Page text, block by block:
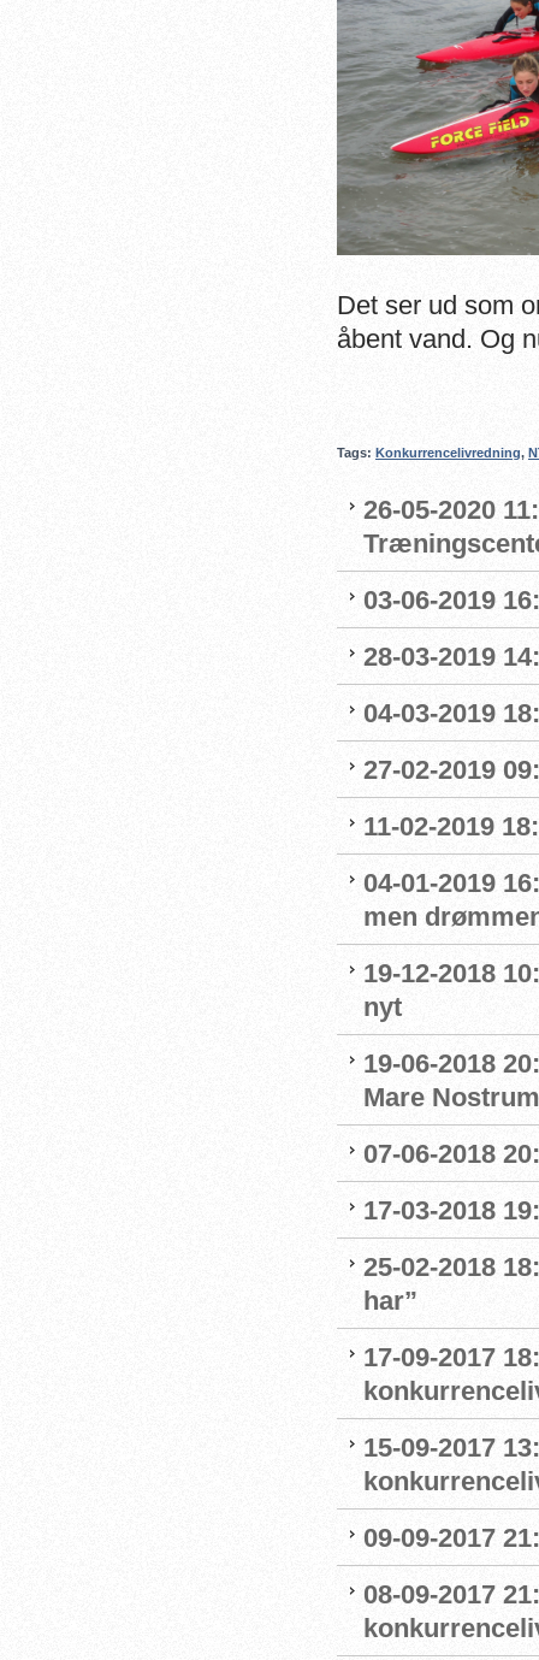
Det ser ud som
åbent vand. Og
Tags: Konkurrencelivredning,
26-05-2020
03-06-2019
28-03-2019
04-03-2019
27-02-2019
11-02-2019
04-01-2019
men
19-12-2018
nyt
19-06-2018
Mare Nostrum
07-06-2018
17-03-2018
25-02-2018
har”
17-09-2017
15-09-2017
09-09-2017
08-09-2017